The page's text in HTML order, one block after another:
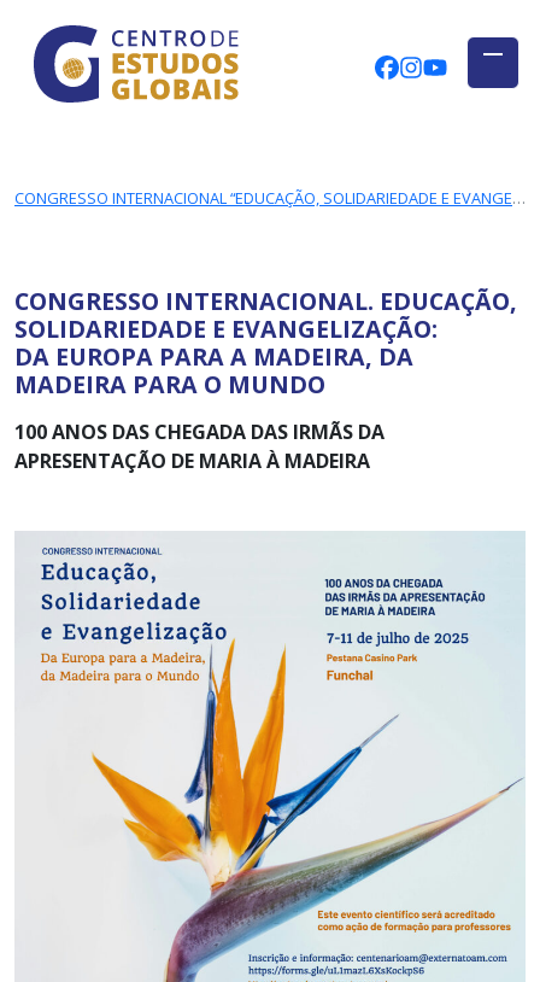
Skip to main content
CENTRO DE ESTUDOS GLOBAIS
CEGUAb @
CONGRESSO INTERNACIONAL “EDUCAÇÃO, SOLIDARIEDADE E EVANGELIZAÇÃO: DA EUROPA PARA A MADEIRA, DA MADEIRA PARA O MUNDO”
CONGRESSO INTERNACIONAL. EDUCAÇÃO,
SOLIDARIEDADE E EVANGELIZAÇÃO:
DA EUROPA PARA A MADEIRA, DA
MADEIRA PARA O MUNDO
100 ANOS DAS CHEGADA DAS IRMÃS DA
APRESENTAÇÃO DE MARIA À MADEIRA